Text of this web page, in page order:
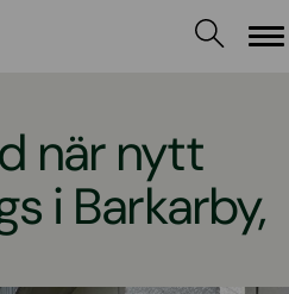
när nytt
i Barkarby,